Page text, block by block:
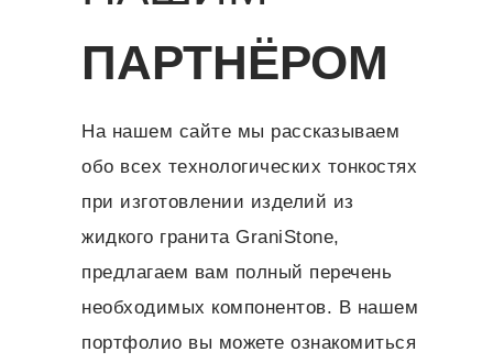
ПАРТНЁРОМ
На нашем сайте мы рассказываем
обо всех технологических тонкостях
при изготовлении изделий из
жидкого гранита GraniStone,
предлагаем вам полный перечень
необходимых компонентов. В нашем
портфолио вы можете ознакомиться